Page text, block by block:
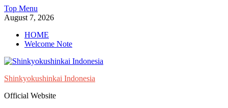
Skip
to
Top Menu
August 7, 2026
HOME
Welcome Note
Shinkyokushinkai Indonesia
Official Website